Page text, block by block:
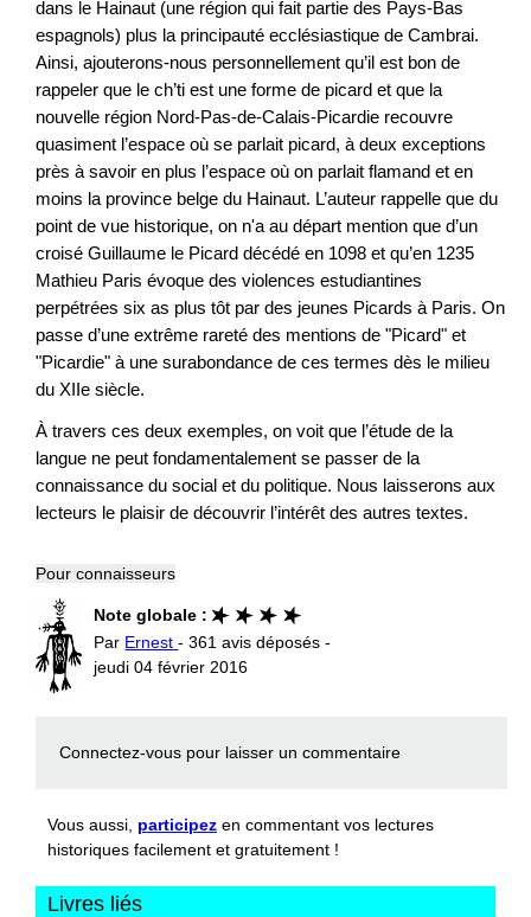
dans le Hainaut (une région qui fait partie des Pays-Bas
espagnols) plus la principauté ecclésiastique de Cambrai.
Ainsi, ajouterons-nous personnellement qu’il est bon de
rappeler que le ch’ti est une forme de picard et que la
nouvelle région Nord-Pas-de-Calais-Picardie recouvre
quasiment l’espace où se parlait picard, à deux exceptions
près à savoir en plus l’espace où on parlait flamand et en
moins la province belge du Hainaut. L’auteur rappelle que du
point de vue historique, on n'a au départ mention que d’un
croisé Guillaume le Picard décédé en 1098 et qu’en 1235
Mathieu Paris évoque des violences estudiantines
perpétrées six as plus tôt par des jeunes Picards à Paris. On
passe d’une extrême rareté des mentions de "Picard" et
"Picardie" à une surabondance de ces termes dès le milieu
du XIIe siècle.
À travers ces deux exemples, on voit que l’étude de la
langue ne peut fondamentalement se passer de la
connaissance du social et du politique. Nous laisserons aux
lecteurs le plaisir de découvrir l’intérêt des autres textes.
Pour connaisseurs
Note globale :
Par Ernest- 361 avis déposés -
jeudi 04 février 2016
Connectez-vous pour laisser un commentaire
Vous aussi, participez en commentant vos lectures
historiques facilement et gratuitement !
Livres liés